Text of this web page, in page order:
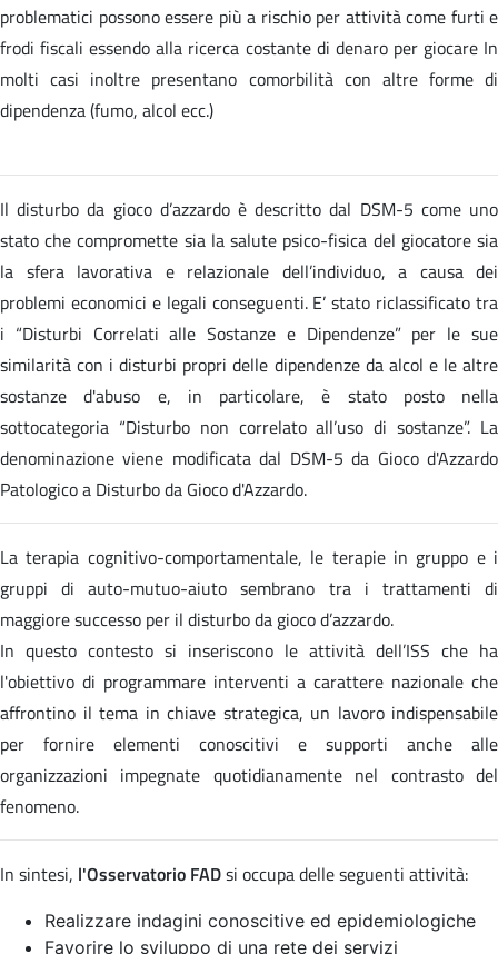
problematici possono essere più a rischio per attività come furti e
frodi fiscali essendo alla ricerca costante di denaro per giocare In
molti casi inoltre presentano comorbilità con altre forme di
dipendenza (fumo, alcol ecc.)
Il disturbo da gioco d’azzardo è descritto dal DSM-5 come uno
stato che compromette sia la salute psico-fisica del giocatore sia
la sfera lavorativa e relazionale dell’individuo, a causa dei
problemi economici e legali conseguenti. E’ stato riclassificato tra
i “Disturbi Correlati alle Sostanze e Dipendenze” per le sue
similarità con i disturbi propri delle dipendenze da alcol e le altre
sostanze d'abuso e, in particolare, è stato posto nella
sottocategoria “Disturbo non correlato all’uso di sostanze”. La
denominazione viene modificata dal DSM-5 da Gioco d'Azzardo
Patologico a Disturbo da Gioco d'Azzardo.
La terapia cognitivo-comportamentale, le terapie in gruppo e i
gruppi di auto-mutuo-aiuto sembrano tra i trattamenti di
maggiore successo per il disturbo da gioco d’azzardo.
In questo contesto si inseriscono le attività dell’ISS che ha
l'obiettivo di programmare interventi a carattere nazionale che
affrontino il tema in chiave strategica, un lavoro indispensabile
per fornire elementi conoscitivi e supporti anche alle
organizzazioni impegnate quotidianamente nel contrasto del
fenomeno.
In sintesi, l'Osservatorio FADsi occupa delle seguenti attività:
Realizzare indagini conoscitive ed epidemiologiche
Favorire lo sviluppo di una rete dei servizi